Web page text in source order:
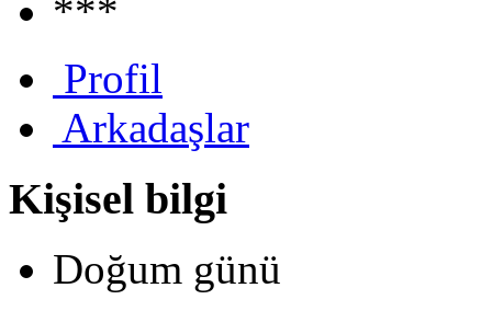
Profil
Arkadaşlar
Kişisel bilgi
Doğum günü